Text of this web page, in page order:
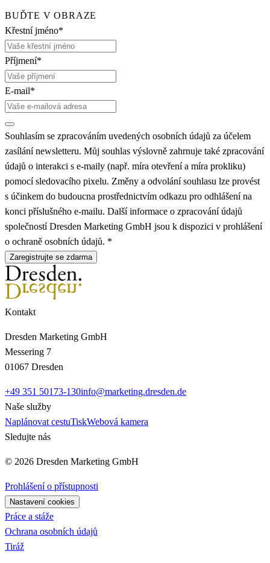
BUĎTE V OBRAZE
Křestní jméno*
Příjmení*
E-mail*
Souhlasím se zpracováním uvedených osobních údajů za účelem
zasílání newsletteru. Můj souhlas výslovně zahrnuje také zpracování
údajů o interakci s e-maily (např. míra otevření a míra prokliku)
pomocí sledovacího pixelu. Změny a odvolání souhlasu lze provést
s účinkem do budoucna prostřednictvím odkazu pro odhlášení na
konci příslušného e-mailu. Další informace o zpracování údajů
společností Dresden Marketing GmbH jsou k dispozici v prohlášení
o ochraně osobních údajů. *
Zaregistrujte se zdarma
Kontakt
Dresden Marketing GmbH
Messering 7
01067 Dresden
+49 351 50173-130info@marketing.dresden.de
Naše služby
Naplánovat cestuTiskWebová kamera
Sledujte nás
© 2026 Dresden Marketing GmbH
Prohlášení o přístupnosti
Nastavení cookies
Práce a stáže
Ochrana osobních údajů
Tiráž